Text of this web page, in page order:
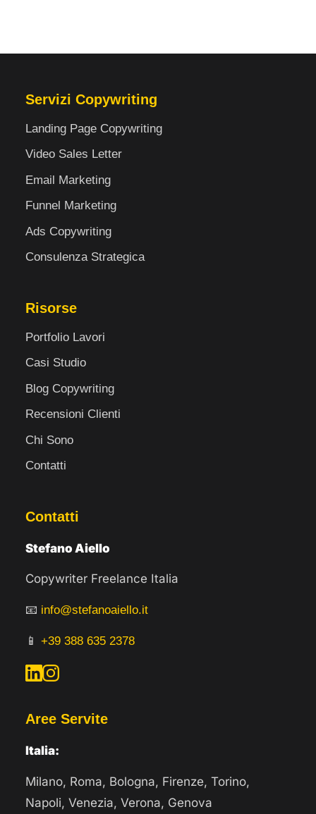
Servizi Copywriting
Landing Page Copywriting
Video Sales Letter
Email Marketing
Funnel Marketing
Ads Copywriting
Consulenza Strategica
Risorse
Portfolio Lavori
Casi Studio
Blog Copywriting
Recensioni Clienti
Chi Sono
Contatti
Contatti
Stefano Aiello
Copywriter Freelance Italia
📧 info@stefanoaiello.it
📱 +39 388 635 2378
Aree Servite
Italia:
Milano, Roma, Bologna, Firenze, Torino,
Napoli, Venezia, Verona, Genova